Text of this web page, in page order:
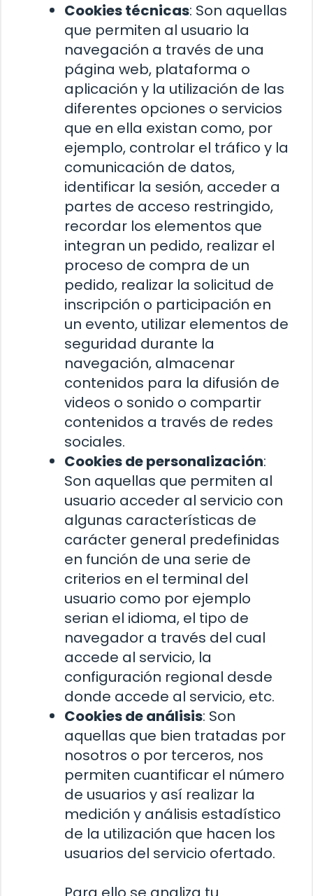
Cookies técnicas: Son aquellas
que permiten al usuario la
navegación a través de una
página web, plataforma o
aplicación y la utilización de las
diferentes opciones o servicios
que en ella existan como, por
ejemplo, controlar el tráfico y la
comunicación de datos,
identificar la sesión, acceder a
partes de acceso restringido,
recordar los elementos que
integran un pedido, realizar el
proceso de compra de un
pedido, realizar la solicitud de
inscripción o participación en
un evento, utilizar elementos de
seguridad durante la
navegación, almacenar
contenidos para la difusión de
videos o sonido o compartir
contenidos a través de redes
sociales.
Cookies de personalización:
Son aquellas que permiten al
usuario acceder al servicio con
algunas características de
carácter general predefinidas
en función de una serie de
criterios en el terminal del
usuario como por ejemplo
serian el idioma, el tipo de
navegador a través del cual
accede al servicio, la
configuración regional desde
donde accede al servicio, etc.
Cookies de análisis: Son
aquellas que bien tratadas por
nosotros o por terceros, nos
permiten cuantificar el número
de usuarios y así realizar la
medición y análisis estadístico
de la utilización que hacen los
usuarios del servicio ofertado.